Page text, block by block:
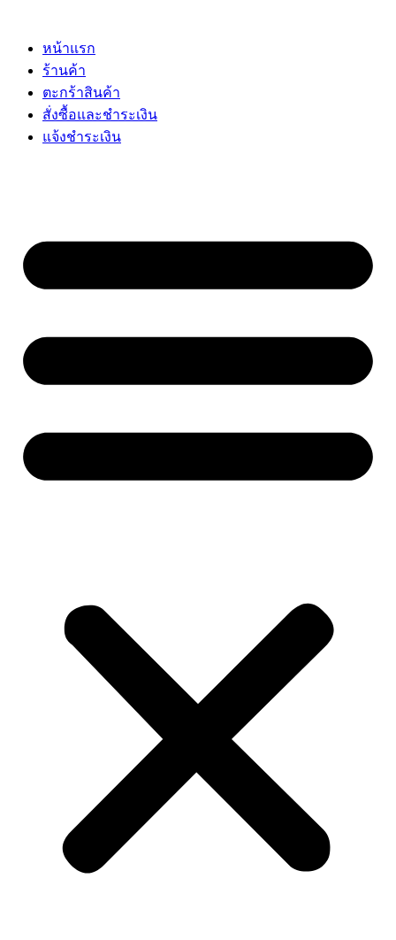
contentหน้าแรก
ร้านค้า
ตะกร้าสินค้า
สั่งซื้อและชำระเงิน
แจ้งชำระเงิน